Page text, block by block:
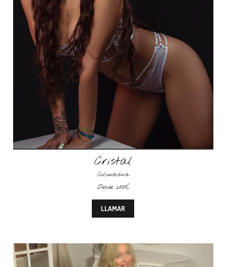
Cristal
Colombiana
Desde 200€
LLAMAR